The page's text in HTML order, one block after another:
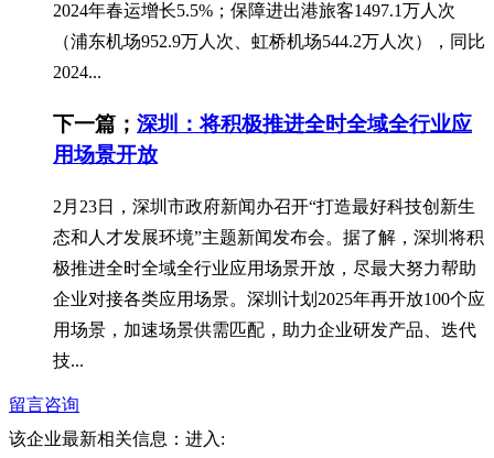
2024年春运增长5.5%；保障进出港旅客1497.1万人次
（浦东机场952.9万人次、虹桥机场544.2万人次），同比
2024...
下一篇； 深圳：将积极推进全时全域全行业应
用场景开放
2月23日，深圳市政府新闻办召开“打造最好科技创新生
态和人才发展环境”主题新闻发布会。据了解，深圳将积
极推进全时全域全行业应用场景开放，尽最大努力帮助
企业对接各类应用场景。深圳计划2025年再开放100个应
用场景，加速场景供需匹配，助力企业研发产品、迭代
技...
留言咨询
该企业最新相关信息： 进入: